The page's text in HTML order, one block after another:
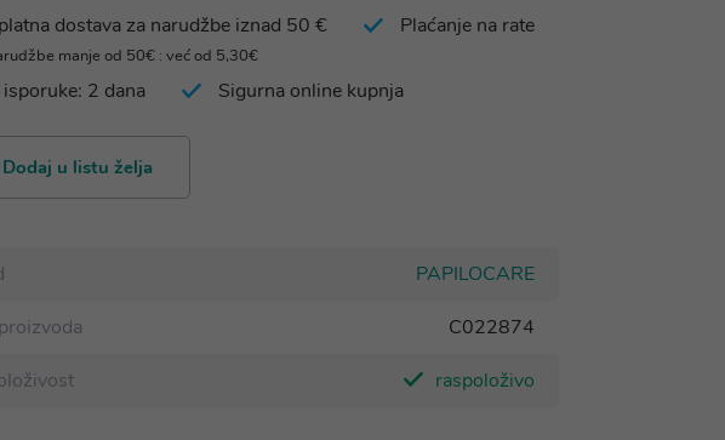
dostava za narudžbe iznad 50 €
manje od 50€ : već od 5,30€
Plaćanje na rate
2 dana Sigurna online kupnja
Dodaj u listu želja
PAPILOCARE
C022874
raspoloživo